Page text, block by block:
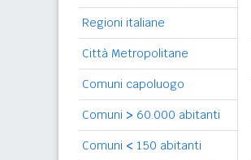
Regioni italiane
Città Metropolitane
Comuni capoluogo
Comuni > 60.000 abitanti
Comuni < 150 abitanti